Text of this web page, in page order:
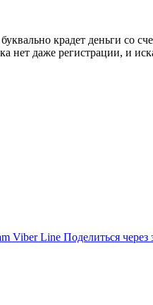
крадет деньги со
нет даже регистрации, и
Viber Line Поделиться